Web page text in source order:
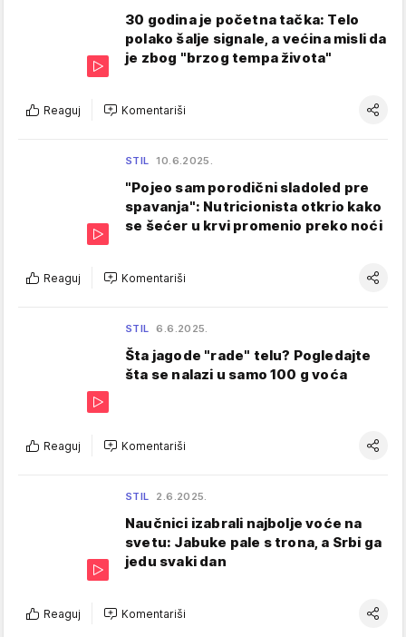
30 godina je početna tačka: Telo
polako šalje signale, a većina misli da
je zbog "brzog tempa života"
Reaguj Komentariši
STIL 10.6.2025.
"Pojeo sam porodični sladoled pre
spavanja": Nutricionista otkrio kako
se šećer u krvi promenio preko noći
Reaguj Komentariši
STIL 6.6.2025.
Šta jagode "rade" telu? Pogledajte
šta se nalazi u samo 100 g voća
Reaguj Komentariši
STIL 2.6.2025.
Naučnici izabrali najbolje voće na
svetu: Jabuke pale s trona, a Srbi ga
jedu svaki dan
Reaguj Komentariši